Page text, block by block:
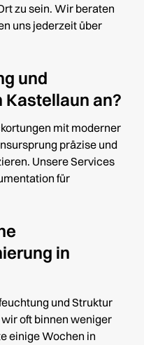
zu sein. Wir beraten
uns jederzeit über
und
an?
mit moderner
präzise und
Unsere Services
für
in
und Struktur
oft binnen weniger
einige Wochen in